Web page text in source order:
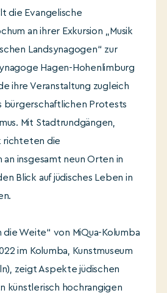
die Evangelische
an ihrer Exkursion „Musik
Landsynagogen“ zur
Hagen-Hohenlimburg
ihre Veranstaltung zugleich
bürgerschaftlichen Protests
Mit Stadtrundgängen,
richteten die
insgesamt neun Orten in
Blick auf jüdisches Leben in
die Weite“ von MiQua-Kolumba
im Kolumba, Kunstmuseum
zeigt Aspekte jüdischen
künstlerisch hochrangigen